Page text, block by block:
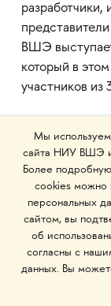
разработчики,
ВШЭ
который в
участников из
Мы
сайта НИУ ВШЭ и
Более
cookies можно
персональных
сайтом, вы
об
согласны с
данных. Вы